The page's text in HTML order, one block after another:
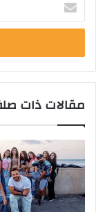
خ
ب
ر
د
ا
إ
ك
ت
مقالات ذات